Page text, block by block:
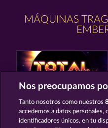
MÁQUINAS
TOTAL ECLIPSE
Nos preocupamos
Tanto nosotros como nuestros
accedemos a datos personales,
identificadores únicos, en tu